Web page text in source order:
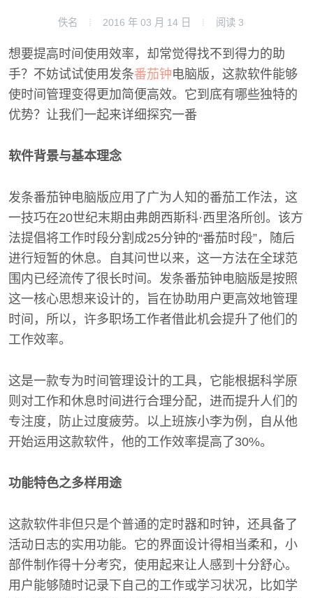
佚名 2016 年 03 月 14 日 阅读 3
想要提高时间使用效率，却常觉得找不到得力的助
手？不妨试试使用发条番茄钟电脑版，这款软件能够
使时间管理变得更加简便高效。它到底有哪些独特的
优势？让我们一起来详细探究一番
软件背景与基本理念
发条番茄钟电脑版应用了广为人知的番茄工作法，这
一技巧在20世纪末期由弗朗西斯科·西里洛所创。该方
法提倡将工作时段分割成25分钟的“番茄时段”，随后
进行短暂的休息。自其问世以来，这一方法在全球范
围内已经流传了很长时间。发条番茄钟电脑版是按照
这一核心思想来设计的，旨在协助用户更高效地管理
时间，所以，许多职场工作者借此机会提升了他们的
工作效率。
这是一款专为时间管理设计的工具，它能根据科学原
则对工作和休息时间进行合理分配，进而提升人们的
专注度，防止过度疲劳。以上班族小李为例，自从他
开始运用这款软件，他的工作效率提高了30%。
功能特色之多样用途
这款软件非但只是个普通的定时器和时钟，还具备了
活动日志的实用功能。它的界面设计得相当柔和，小
部件制作得十分考究，使用起来让人感到十分舒心。
用户能够随时记录下自己的工作或学习状况，比如学